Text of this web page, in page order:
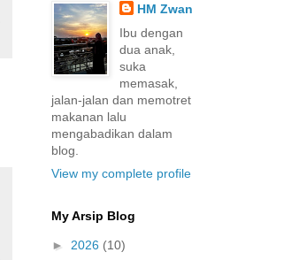
HM Zwan
Ibu dengan
dua anak,
suka
memasak,
jalan-jalan dan memotret
makanan lalu
mengabadikan dalam
blog.
View my complete profile
My Arsip Blog
► 2026 (10)